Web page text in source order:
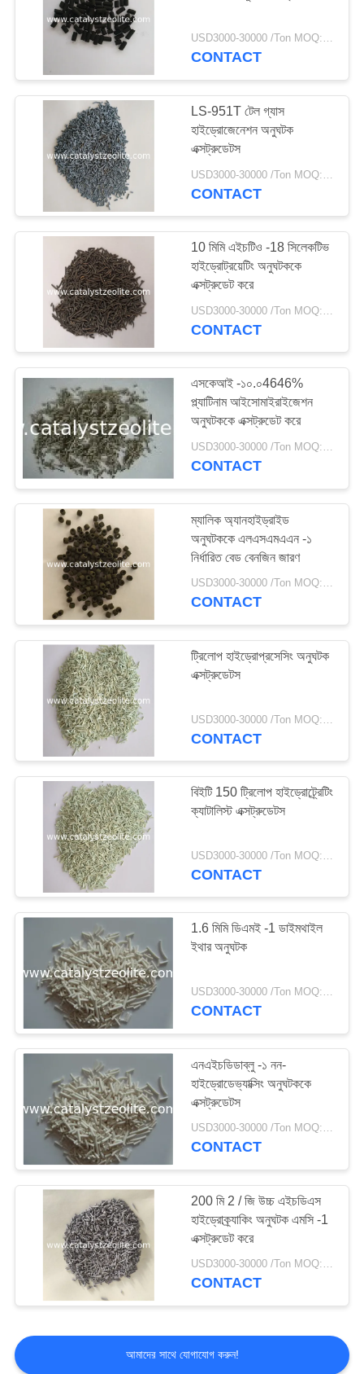
USD3000-30000 /Ton MOQ:1 কিলোগ্রাম
CONTACT
LS-951T টেল গ্যাস
হাইড্রোজেনেশন অনুঘটক
এক্সট্রুডেটস
CONTACT
10 মিমি এইচটিও -18 সিলেকটিভ
হাইড্রোট্রয়েটিং অনুঘটককে
এক্সট্রুডেট করে
USD3000-30000 /Ton MOQ:1 কিলোগ্রাম
CONTACT
এসকেআই -১০.০4646%
প্ল্যাটিনাম আইসোমাইরাইজেশন
অনুঘটককে এক্সট্রুডেট করে
USD3000-30000 /Ton MOQ:1 কিলোগ্রাম
CONTACT
ম্যালিক অ্যানহাইড্রাইড
অনুঘটককে এলএসএমএএন -১
নির্ধারিত বেড বেনজিন জারণ
USD3000-30000 /Ton MOQ:1 কিলোগ্রাম
CONTACT
ট্রিলোপ হাইড্রোপ্রসেসিং অনুঘটক
এক্সট্রুডেটস
CONTACT
বিইটি 150 ট্রিলোপ হাইড্রোট্র্রেটিং
ক্যাটালিস্ট এক্সট্রুডেটস
CONTACT
1.6 মিমি ডিএমই -1 ডাইমথাইল
ইথার অনুঘটক
USD3000-30000 /Ton MOQ:1 কিলোগ্রাম
CONTACT
এনএইচডিডাব্লু -১ নন-
হাইড্রোডেভ্যাক্সিং অনুঘটককে
এক্সট্রুডেটস
USD3000-30000 /Ton MOQ:1 কিলোগ্রাম
CONTACT
200 মি 2 / জি উচ্চ এইচডিএস
হাইড্রোক্র্যাকিং অনুঘটক এমসি -1
এক্সট্রুডেট করে
USD3000-30000 /Ton MOQ:1 কিলোগ্রাম
CONTACT
আমাদের সাথে যোগাযোগ করুন!